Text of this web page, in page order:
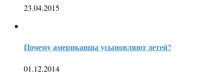
23.04.2015
Почему американцы усыновляют детей?
01.12.2014